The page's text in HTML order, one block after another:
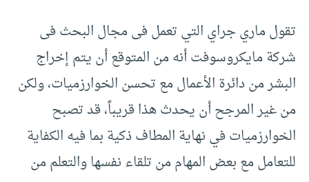
تقول ماري جراي التي تعمل فى مجال البحث فى
شركة مايكروسوفت أنه من المتوقع أن يتم إخراج
البشر من دائرة الأعمال مع تحسن الخوارزميات، ولكن
من غير المرجح أن يحدث هذا قريباً، قد تصبح
الخوارزميات في نهاية المطاف ذكية بما فيه الكفاية
للتعامل مع بعض المهام من تلقاء نفسها والتعلم من